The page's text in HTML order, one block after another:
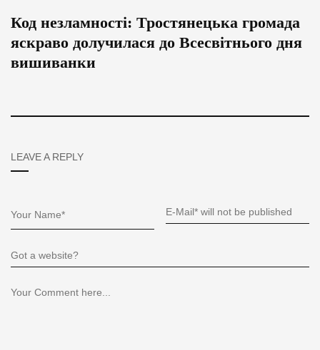
Код незламності: Тростянецька громада
яскраво долучилася до Всесвітнього дня
вишиванки
LEAVE A REPLY